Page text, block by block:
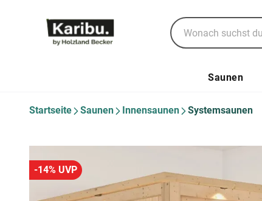
Saunen
Startseite Saunen Innensaunen Systemsaunen
-14% UVP